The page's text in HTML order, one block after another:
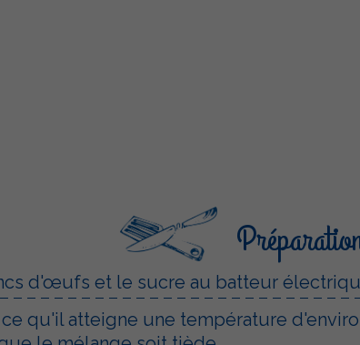
d'œufs et le sucre au batteur
qu'il atteigne une température